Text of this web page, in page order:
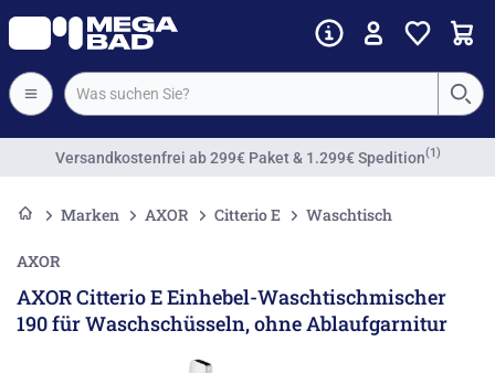
Vorkassenrabatt
Marken AXOR Citterio E Waschtisch
AXOR
AXOR Citterio E Einhebel-Waschtischmischer
190 für Waschschüsseln, ohne Ablaufgarnitur